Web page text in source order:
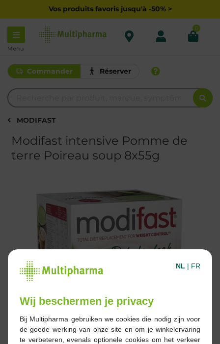
Vos produits favoris jusqu'à -50% >
Menu
0
Commander Réserver
MODIFAST
Modifast intensive Pomme de
terre Poireau soup 8x55g
NL | FR
Wij beschermen je privacy
Bij Multipharma gebruiken we cookies die nodig zijn voor
de goede werking van onze site en om je winkelervaring
te verbeteren, evenals optionele cookies om het verkeer